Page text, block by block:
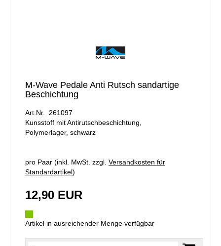
M-Wave Pedale Anti Rutsch sandartige
Beschichtung
Art.Nr. 261097
Kunsstoff mit Antirutschbeschichtung,
Polymerlager, schwarz
pro Paar (inkl. MwSt. zzgl. Versandkosten für
Standardartikel)
12,90 EUR
Artikel in ausreichender Menge verfügbar